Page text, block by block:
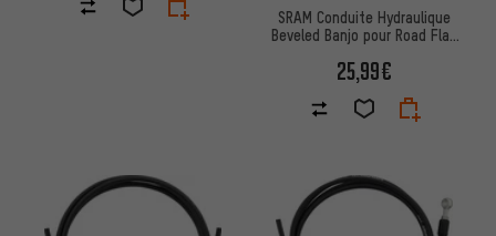
SRAM Conduite Hydraulique
Beveled Banjo pour Road Flat
25,99€